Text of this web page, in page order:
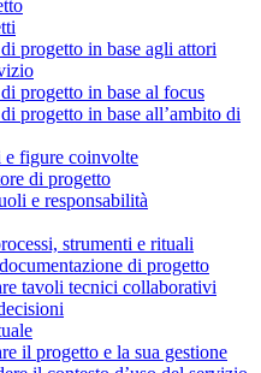
progetto in base agli attori
progetto in base al focus
progetto in base all’ambito di
e figure coinvolte
di progetto
e responsabilità
strumenti e rituali
di progetto
tavoli tecnici collaborativi
il progetto e la sua gestione